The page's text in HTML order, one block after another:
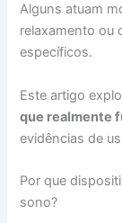
Alguns atuam
relaxamento ou
específicos.
Este artigo
que realmente
evidências de
Por que
sono?